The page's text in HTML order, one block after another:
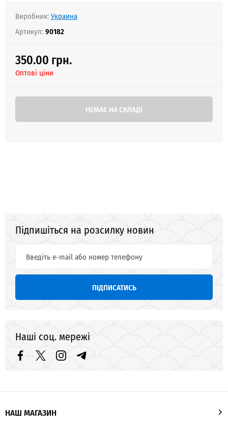
Виробник:Украина
Артикул:90182
350.00 грн.
Оптові ціни
НЕМАЄ НА СКЛАДІ
Підпишіться на розсилку новин
ПІДПИСАТИСЬ
Наші соц. мережі
НАШ МАГАЗИН